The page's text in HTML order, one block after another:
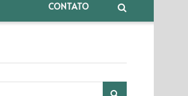
CONTATO